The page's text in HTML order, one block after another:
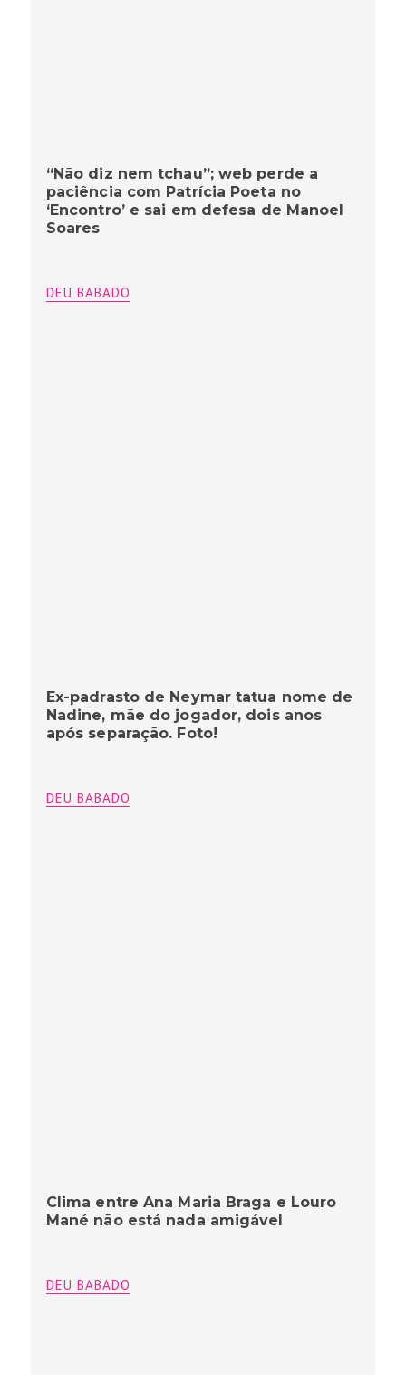
“Não diz nem tchau”; web perde a
paciência com Patrícia Poeta no
‘Encontro’ e sai em defesa de Manoel
Soares
DEU BABADO
Ex-padrasto de Neymar tatua nome de
Nadine, mãe do jogador, dois anos
após separação. Foto!
DEU BABADO
Clima entre Ana Maria Braga e Louro
Mané não está nada amigável
DEU BABADO